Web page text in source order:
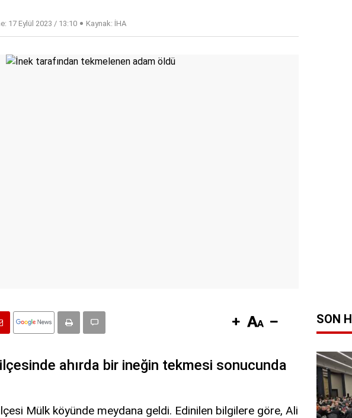
17 Eylül 2023 / 13:10 Kaynak: İHA
ahırda bir ineğin tekmesi sonucunda
ilçesi Mülk köyünde meydana geldi. Edinilen bilgilere göre, Ali
SON